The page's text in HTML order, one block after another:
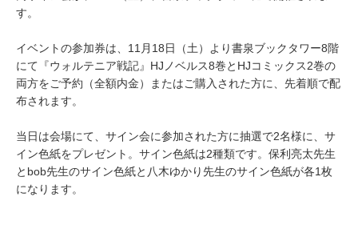
す。
イベントの参加券は、11月18日（土）より書泉ブックタワー8階
にて『ウォルテニア戦記』HJノベルス8巻とHJコミックス2巻の
両方をご予約（全額内金）またはご購入された方に、先着順で配
布されます。
当日は会場にて、サイン会に参加された方に抽選で2名様に、サ
イン色紙をプレゼント。サイン色紙は2種類です。保利亮太先生
とbob先生のサイン色紙と八木ゆかり先生のサイン色紙が各1枚
になります。